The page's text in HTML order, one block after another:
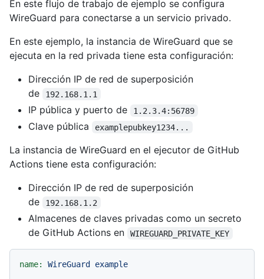
En este flujo de trabajo de ejemplo se configura
WireGuard para conectarse a un servicio privado.
En este ejemplo, la instancia de WireGuard que se
ejecuta en la red privada tiene esta configuración:
Dirección IP de red de superposición
de
192.168.1.1
IP pública y puerto de 1.2.3.4:56789
Clave pública examplepubkey1234...
La instancia de WireGuard en el ejecutor de GitHub
Actions tiene esta configuración:
Dirección IP de red de superposición
de
192.168.1.2
Almacenes de claves privadas como un secreto
de GitHub Actions en
WIREGUARD_PRIVATE_KEY
name: WireGuard example